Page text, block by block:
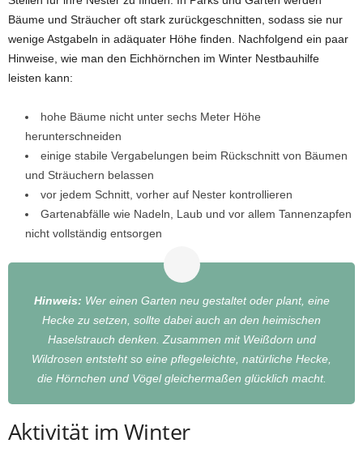
Bäume und Sträucher oft stark zurückgeschnitten, sodass sie nur
wenige Astgabeln in adäquater Höhe finden. Nachfolgend ein paar
Hinweise, wie man den Eichhörnchen im Winter Nestbauhilfe
leisten kann:
hohe Bäume nicht unter sechs Meter Höhe
herunterschneiden
einige stabile Vergabelungen beim Rückschnitt von Bäumen
und Sträuchern belassen
vor jedem Schnitt, vorher auf Nester kontrollieren
Gartenabfälle wie Nadeln, Laub und vor allem Tannenzapfen
nicht vollständig entsorgen
Hinweis: Wer einen Garten neu gestaltet oder plant, eine
Hecke zu setzen, sollte dabei auch an den heimischen
Haselstrauch denken. Zusammen mit Weißdorn und
Wildrosen entsteht so eine pflegeleichte, natürliche Hecke,
die Hörnchen und Vögel gleichermaßen glücklich macht.
Aktivität im Winter